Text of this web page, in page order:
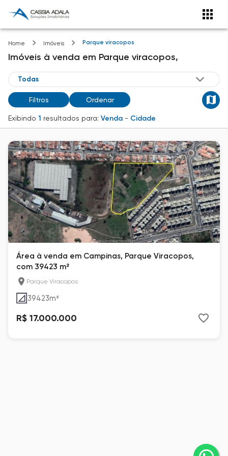
Home Imóveis Parque viracopos
Imóveis à venda em Parque viracopos,
Filtros Ordenar
Exibindo 1 resultados para: Venda - Cidade
Área à venda em Campinas, Parque Viracopos,
com 39423 m²
Parque Viracopos
39423m²
R$ 17.000.000